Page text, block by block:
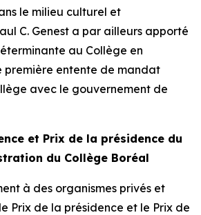
le milieu culturel et
C. Genest a par ailleurs apporté
au Collège en
entente de mandat
avec le gouvernement de
et Prix de la présidence du
du Collège Boréal
à des organismes privés et
Prix de la présidence et le Prix de